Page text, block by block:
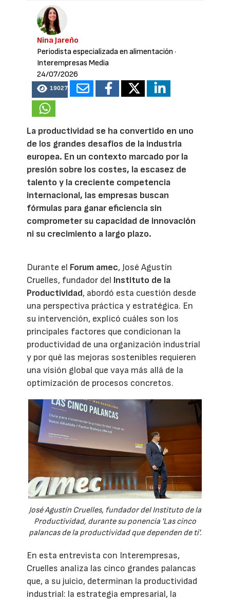
Nina Jareño
Periodista especializada en alimentación ·
Interempresas Media
24/07/2026
19027
La productividad se ha convertido en uno
de los grandes desafíos de la industria
europea. En un contexto marcado por la
presión sobre los costes, la escasez de
talento y la creciente competencia
internacional, las empresas buscan
fórmulas para ganar eficiencia sin
comprometer su capacidad de innovación
ni su crecimiento a largo plazo.
Durante el Forum amec, José Agustín
Cruelles, fundador del Instituto de la
Productividad, abordó esta cuestión desde
una perspectiva práctica y estratégica. En
su intervención, explicó cuáles son los
principales factores que condicionan la
productividad de una organización industrial
y por qué las mejoras sostenibles requieren
una visión global que vaya más allá de la
optimización de procesos concretos.
José Agustín Cruelles, fundador del Instituto de la
Productividad, durante su ponencia 'Las cinco
palancas de la productividad que dependen de ti'.
En esta entrevista con Interempresas,
Cruelles analiza las cinco grandes palancas
que, a su juicio, determinan la productividad
industrial: la estrategia empresarial, la